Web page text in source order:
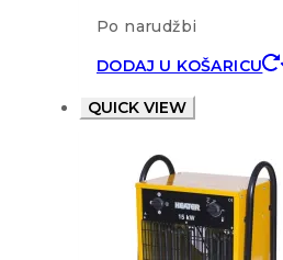
Po narudžbi
DODAJ U KOŠARICU
QUICK VIEW